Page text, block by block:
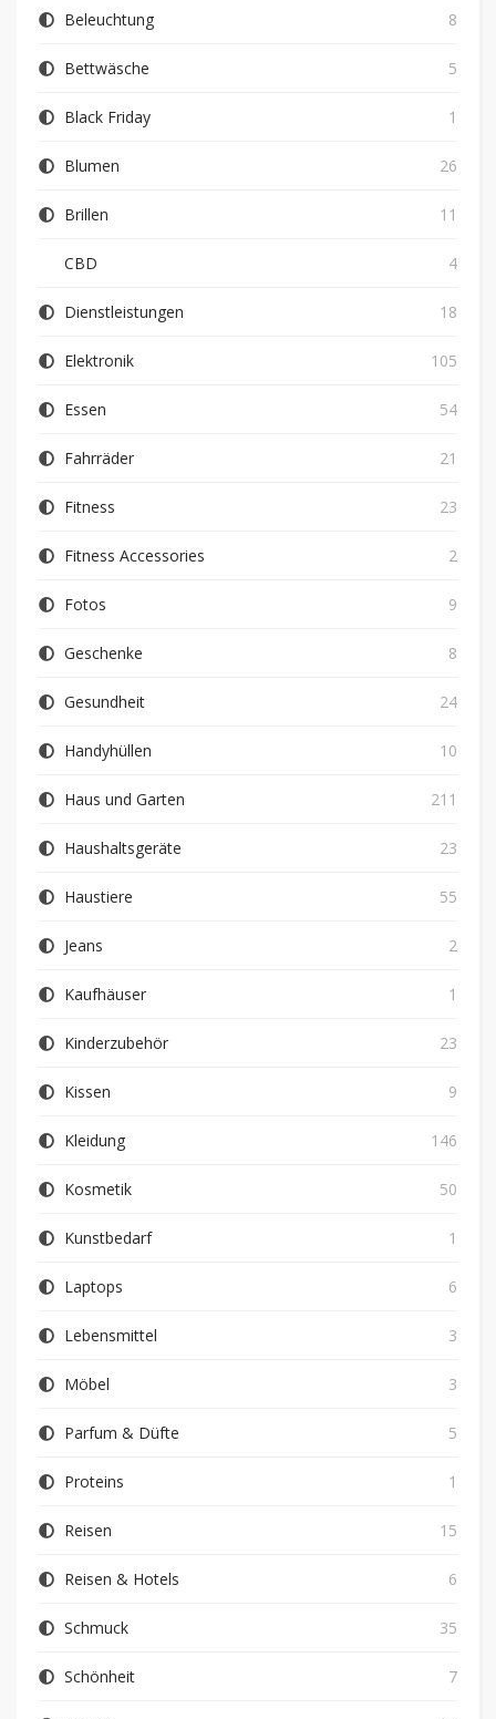
Beleuchtung 8
Bettwäsche 5
Black Friday 1
Blumen 26
Brillen 11
CBD 4
Dienstleistungen 18
Elektronik 105
Essen 54
Fahrräder 21
Fitness 23
Fitness Accessories 2
Fotos 9
Geschenke 8
Gesundheit 24
Handyhüllen 10
Haus und Garten 211
Haushaltsgeräte 23
Haustiere 55
Jeans 2
Kaufhäuser 1
Kinderzubehör 23
Kissen 9
Kleidung 146
Kosmetik 50
Kunstbedarf 1
Laptops 6
Lebensmittel 3
Möbel 3
Parfum & Düfte 5
Proteins 1
Reisen 15
Reisen & Hotels 6
Schmuck 35
Schönheit 7